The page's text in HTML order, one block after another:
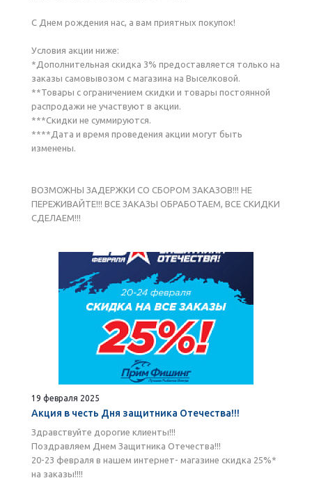
С Днем рождения нас, а вам приятных покупок!
Условия акции ниже:
*Дополнительная скидка 3% предоставляется только на
заказы самовывозом с магазина на Выселковой.
**Товары с ограничением скидки и товары постоянной
распродажи не участвуют в акции.
***Скидки не суммируются.
****Дата и время проведения акции могут быть
изменены.
ВОЗМОЖНЫ ЗАДЕРЖКИ СО СБОРОМ ЗАКАЗОВ!!! НЕ
ПЕРЕЖИВАЙТЕ!!! ВСЕ ЗАКАЗЫ ОБРАБОТАЕМ, ВСЕ СКИДКИ
СДЕЛАЕМ!!!
19 февраля 2025
Акция в честь Дня защитника Отечества!!!
Здравствуйте дорогие клиенты!!!
Поздравляем Днем Защитника Отечества!!!
20-23 февраля в нашем интернет- магазине скидка 25%*
на заказы!!!!